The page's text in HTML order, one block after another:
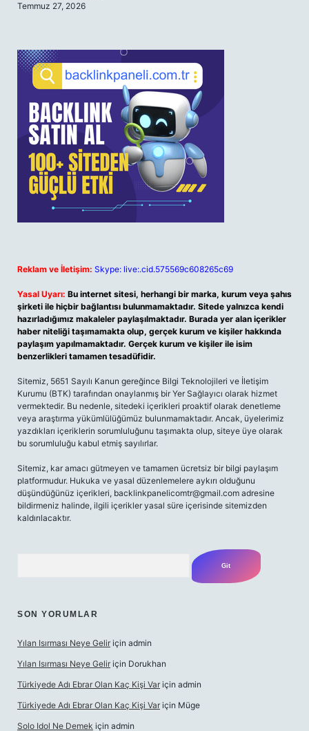
Temmuz 27, 2026
Reklam ve İletişim: Skype: live:.cid.575569c608265c69
Yasal Uyarı: Bu internet sitesi, herhangi bir marka, kurum veya şahıs
şirketi ile hiçbir bağlantısı bulunmamaktadır. Sitede yalnızca kendi
hazırladığımız makaleler paylaşılmaktadır. Burada yer alan içerikler
haber niteliği taşımamakta olup, gerçek kurum ve kişiler hakkında
paylaşım yapılmamaktadır. Gerçek kurum ve kişiler ile isim
benzerlikleri tamamen tesadüfidir.
Sitemiz, 5651 Sayılı Kanun gereğince Bilgi Teknolojileri ve İletişim
Kurumu (BTK) tarafından onaylanmış bir Yer Sağlayıcı olarak hizmet
vermektedir. Bu nedenle, sitedeki içerikleri proaktif olarak denetleme
veya araştırma yükümlülüğümüz bulunmamaktadır. Ancak, üyelerimiz
yazdıkları içeriklerin sorumluluğunu taşımakta olup, siteye üye olarak
bu sorumluluğu kabul etmiş sayılırlar.
Sitemiz, kar amacı gütmeyen ve tamamen ücretsiz bir bilgi paylaşım
platformudur. Hukuka ve yasal düzenlemelere aykırı olduğunu
düşündüğünüz içerikleri, backlinkpanelicomtr@gmail.com adresine
bildirmeniz halinde, ilgili içerikler yasal süre içerisinde sitemizden
kaldırılacaktır.
SON YORUMLAR
Yılan Isırması Neye Gelir için admin
Yılan Isırması Neye Gelir için Dorukhan
Türkiyede Adı Ebrar Olan Kaç Kişi Var için admin
Türkiyede Adı Ebrar Olan Kaç Kişi Var için Müge
Solo Idol Ne Demek için admin